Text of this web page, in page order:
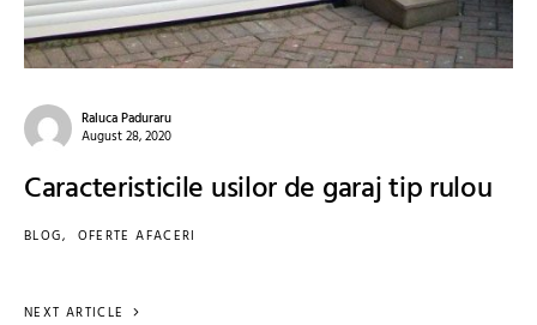
Raluca Paduraru
August 28, 2020
Caracteristicile usilor de garaj tip rulou
BLOG OFERTE AFACERI
NEXT ARTICLE